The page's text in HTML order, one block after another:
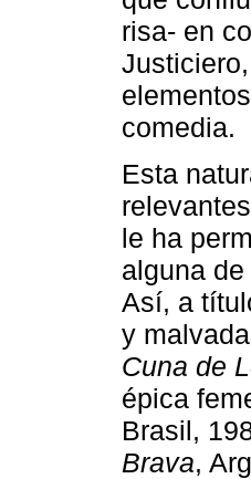
risa- en
comedia.
Esta
le ha
alguna
Así, a
y
Cuna de
épica
Brasil,
Brava,